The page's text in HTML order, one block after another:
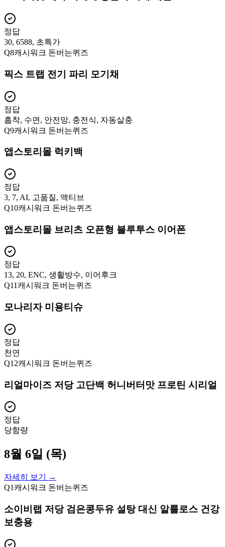
정답
30, 6588, 초특가
Q8캐시워크 돈버는퀴즈
픽스 트랩 전기 파리 모기채
정답
흡착, 수면, 안전망, 충전식, 자동살충
Q9캐시워크 돈버는퀴즈
앱스토리몰 럭키백
정답
3, 7, AI, 고품질, 액티브
Q10캐시워크 돈버는퀴즈
앱스토리몰 브리츠 오픈형 블루투스 이어폰
정답
13, 20, ENC, 생활방수, 이어후크
Q11 캐시워크 돈버는퀴즈
모나리자 미용티슈
정답
천연
Q12캐시워크 돈버는퀴즈
리얼마이즈 저당 고단백 허니버터맛 프로틴 시리얼
정답
당함량
8월 6일 (목)
자세히 보기 →
Q1 캐시워크 돈버는퀴즈
소이비랩 저당 검은콩두유 설탕 대신 알룰로스 건강
보충용